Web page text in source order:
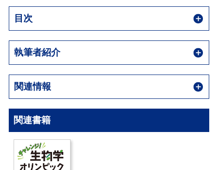
目次
執筆者紹介
関連情報
関連書籍